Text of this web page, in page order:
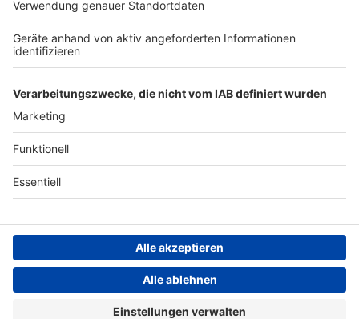
ANTENNE BAYERN GROUP
Stiftung ANTENNE BAYERN
hilft
Teilnahmebedingungen
Grounding Page ANTENNE
BAYERN
Datenschutz­erklärung
einstellungen
Persönliche Datenkontrolle
ANTENNE BAYERN Live